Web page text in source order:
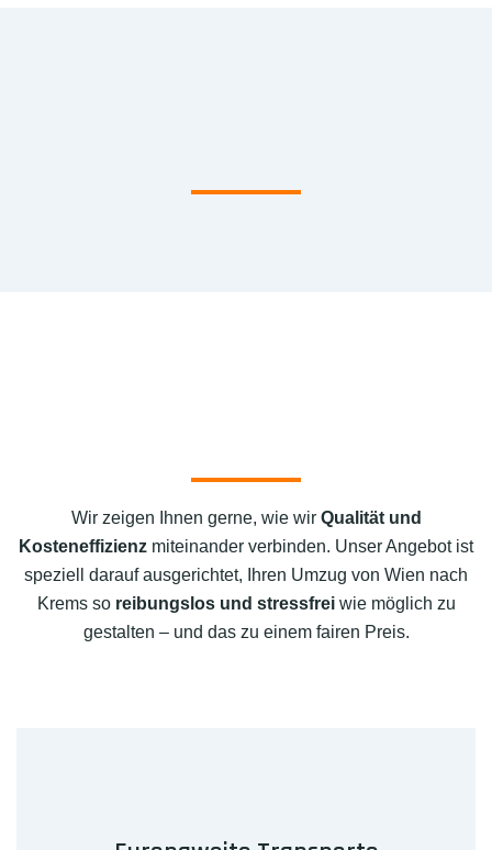
Wir zeigen Ihnen gerne, wie wir Qualität und
Kosteneffizienz miteinander verbinden. Unser Angebot ist
speziell darauf ausgerichtet, Ihren Umzug von Wien nach
Krems so reibungslos und stressfreiwie möglich zu
gestalten – und das zu einem fairen Preis.